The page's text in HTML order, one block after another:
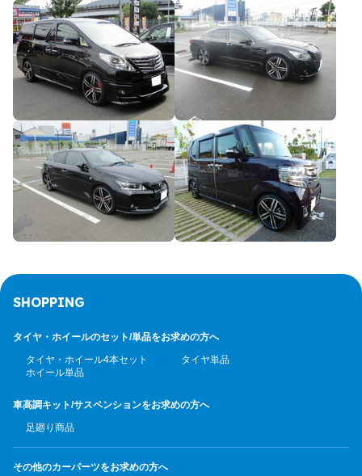
SHOPPING
タイヤ・ホイールのセット/単品をお求めの方へ
タイヤ・ホイール4本セット
タイヤ単品
ホイール単品
車高調キット/サスペンションをお求めの方へ
足廻り商品
その他のカーパーツをお求めの方へ